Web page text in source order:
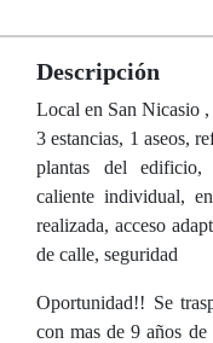
Descripción
Local en San Nicasio ,
3 estancias, 1 aseos,
plantas del edificio,
caliente individual,
realizada, acceso
de calle, seguridad
Oportunidad!! Se
con mas de 9 años